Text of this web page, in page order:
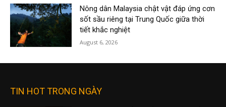
Nông dân Malaysia chật vật đáp ứng cơn
sốt sầu riêng tại Trung Quốc giữa thời
tiết khắc nghiệt
August 6, 2026
TIN HOT TRONG NGÀY